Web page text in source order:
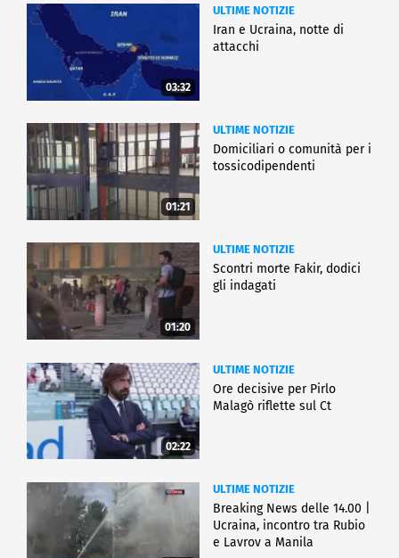
03:32
ULTIME NOTIZIE
Iran e Ucraina, notte di
attacchi
01:21
ULTIME NOTIZIE
Domiciliari o comunità per i
tossicodipendenti
01:20
ULTIME NOTIZIE
Scontri morte Fakir, dodici
gli indagati
02:22
ULTIME NOTIZIE
Ore decisive per Pirlo
Malagò riflette sul Ct
ULTIME NOTIZIE
Breaking News delle 14.00 |
Ucraina, incontro tra Rubio
e Lavrov a Manila